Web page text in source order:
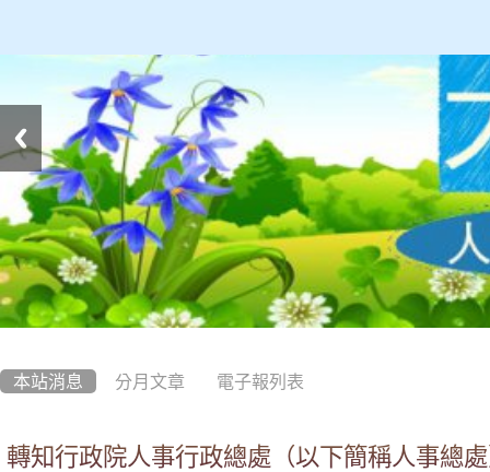
本站消息 分月文章 電子報列表
轉知行政院人事行政總處（以下簡稱人事總